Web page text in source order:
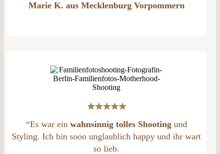
Marie K. aus Mecklenburg Vorpommern
“Es war ein wahnsinnig tolles Shootingund
Styling. Ich bin sooo unglaublich happy und ihr wart
so lieb.